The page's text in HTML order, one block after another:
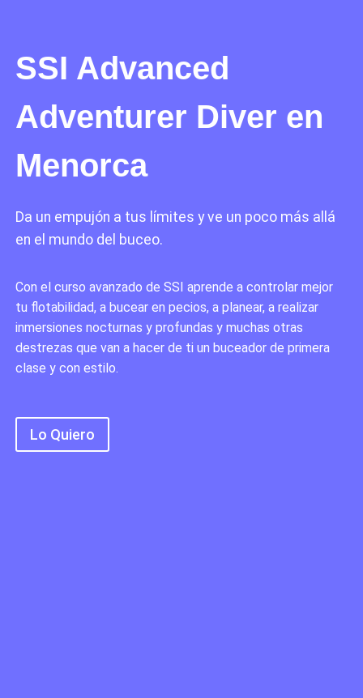
SSI Advanced
Adventurer Diver en
Menorca
Da un empujón a tus límites y ve un poco más allá
en el mundo del buceo.
Con el curso avanzado de SSI aprende a controlar mejor
tu flotabilidad, a bucear en pecios, a planear, a realizar
inmersiones nocturnas y profundas y muchas otras
destrezas que van a hacer de ti un buceador de primera
clase y con estilo.
Lo Quiero